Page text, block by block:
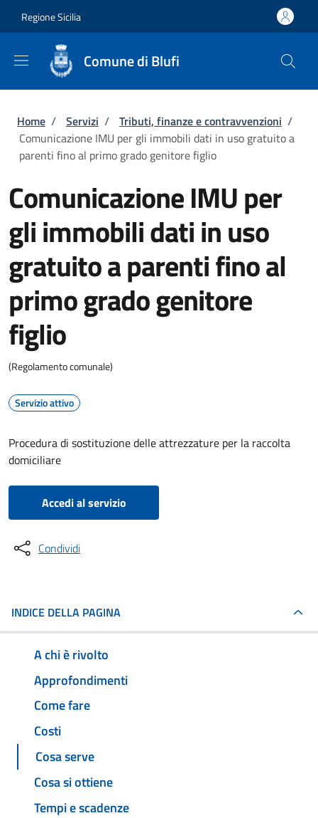
Regione Sicilia
Comune di Blufi
Briciole di pane
Home / Servizi / Tributi, finanze e contravvenzioni /
Comunicazione IMU per gli immobili dati in uso gratuito a
parenti fino al primo grado genitore figlio
Comunicazione IMU per
gli immobili dati in uso
gratuito a parenti fino al
primo grado genitore
figlio
(Regolamento comunale)
Servizio attivo
Procedura di sostituzione delle attrezzature per la raccolta
domiciliare
Accedi al servizio
Condividi
INDICE DELLA PAGINA
A chi è rivolto
Approfondimenti
Come fare
Costi
Cosa serve
Cosa si ottiene
Tempi e scadenze